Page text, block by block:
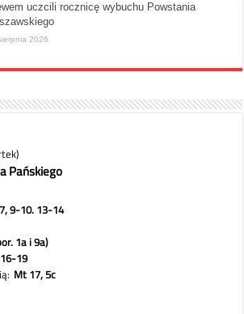
uczcili rocznicę wybuchu Powstania
2026